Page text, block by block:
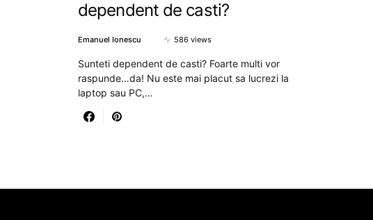
dependent de casti?
Emanuel Ionescu 586 views
Sunteti dependent de casti? Foarte multi vor
raspunde…da! Nu este mai placut sa lucrezi la
laptop sau PC,…